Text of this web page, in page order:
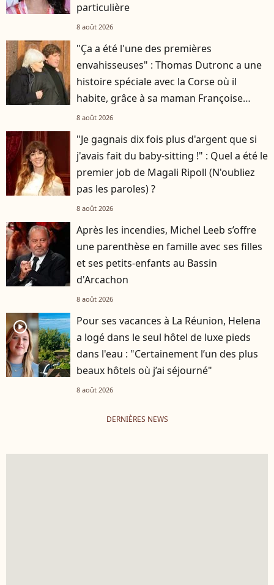
particulière
8 août 2026
"Ça a été l'une des premières
envahisseuses" : Thomas Dutronc a une
histoire spéciale avec la Corse où il
habite, grâce à sa maman Françoise
Hardy
8 août 2026
"Je gagnais dix fois plus d'argent que si
j'avais fait du baby-sitting !" : Quel a été le
premier job de Magali Ripoll (N'oubliez
pas les paroles) ?
8 août 2026
Après les incendies, Michel Leeb s’offre
une parenthèse en famille avec ses filles
et ses petits-enfants au Bassin
d'Arcachon
8 août 2026
player2
Pour ses vacances à La Réunion, Helena
a logé dans le seul hôtel de luxe pieds
dans l'eau : "Certainement l’un des plus
beaux hôtels où j’ai séjourné"
8 août 2026
DERNIÈRES NEWS